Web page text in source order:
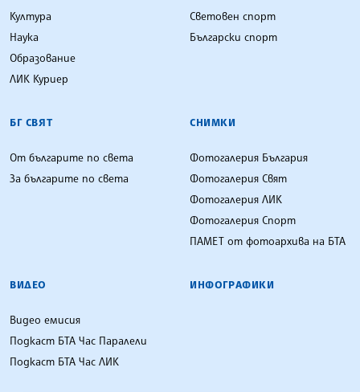
Култура
Наука
Образование
ЛИК Куриер
Световен спорт
Български спорт
БГ СВЯТ
От българите по света
За българите по света
СНИМКИ
Фотогалерия България
Фотогалерия Свят
Фотогалерия ЛИК
Фотогалерия Спорт
ПАМЕТ от фотоархива на БТА
ВИДЕО
Видео емисия
Подкаст БТА Час Паралели
Подкаст БТА Час ЛИК
ИНФОГРАФИКИ